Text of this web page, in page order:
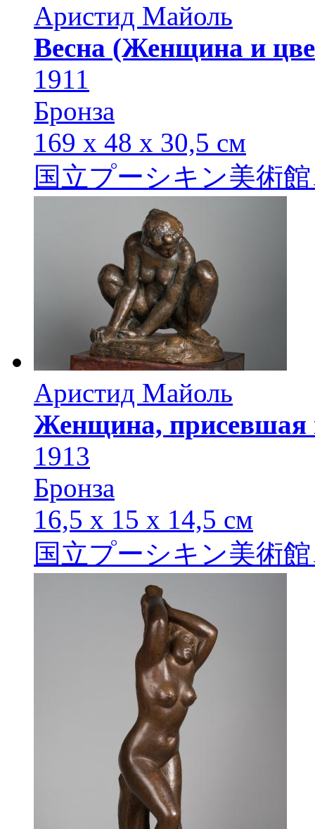
Аристид Майоль
Весна (Женщина и
1911
Бронза
169 х 48 х 30,5 см
国立プーシキン美術
Аристид Майоль
Женщина, присевшая
1913
Бронза
16,5 х 15 х 14,5 см
国立プーシキン美術